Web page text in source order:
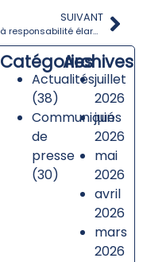
SUIVANT
Filières à responsabilité élargie du producteur : Halte au feu !
Catégories
Actualités
(38)
Communiqués
de
presse
(30)
Archives
juillet
2026
juin
2026
mai
2026
avril
2026
mars
2026